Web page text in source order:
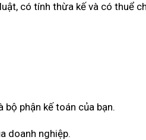
có tính thừa kế và có thuể
phận kế toán của bạn.
doanh nghiệp.